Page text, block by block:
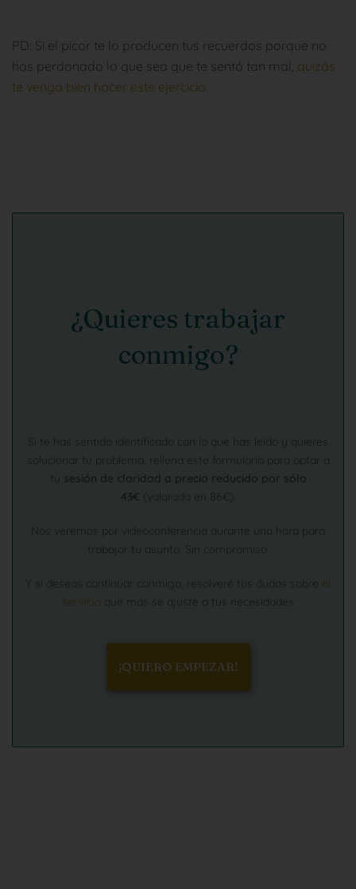
PD: Si el picor te lo producen tus recuerdos porque no
has perdonado lo que sea que te sentó tan mal, quizás
te venga bien hacer este ejercicio.
¿Quieres trabajar
conmigo?
Si te has sentido identificado con lo que has leído y quieres
solucionar tu problema, rellena este formulario para optar a
tu sesión de claridad a precio reducido por sólo
43€ (valorada en 86€).
Nos veremos por videoconferencia durante una hora para
trabajar tu asunto. Sin compromiso.
Y si deseas continuar conmigo, resolveré tus dudas sobre el
servicio que más se ajuste a tus necesidades
¡QUIERO EMPEZAR!